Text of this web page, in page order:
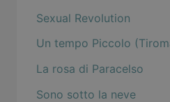
Sexual Revolution
Un tempo Piccolo
La rosa di Paracelso
Sono sotto la neve